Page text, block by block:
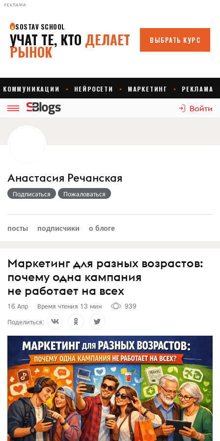
РЕКЛАМА
Войти
Анастасия Речанская
Подписаться Пожаловаться
посты подписчики о блоге
Маркетинг для разных возрастов:
почему одна кампания
не работает на всех
16 Апр Время чтения 13 мин
939
Поделиться: